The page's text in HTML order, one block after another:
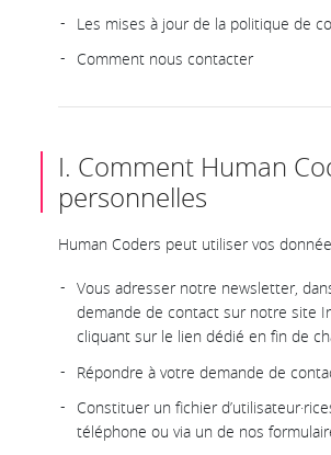
Les mises à jour de la politique de
Comment nous contacter
I. Comment Human
personnelles
Human Coders peut utiliser vos
Vous adresser notre newsletter,
demande de contact sur notre site
cliquant sur le lien dédié en fin de
Répondre à votre demande de
Constituer un fichier
téléphone ou via un de nos